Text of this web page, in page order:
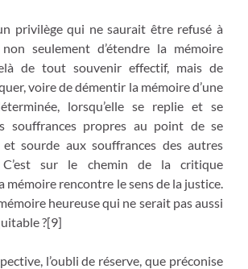
privilège qui ne saurait être refusé à
seulement d’étendre la mémoire
de tout souvenir effectif, mais de
voire de démentir la mémoire d’une
lorsqu’elle se replie et se
souffrances propres au point de se
et sourde aux souffrances des autres
C’est sur le chemin de la critique
mémoire rencontre le sens de la justice.
heureuse qui ne serait pas aussi
?[9]
l’oubli de réserve, que préconise